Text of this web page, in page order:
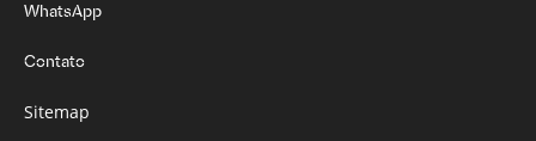
WhatsApp
Contato
Sitemap